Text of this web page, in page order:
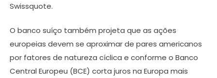
Swissquote.
O banco suíço também projeta que as ações
europeias devem se aproximar de pares americanos
por fatores de natureza cíclica e conforme o Banco
Central Europeu (BCE) corta juros na Europa mais